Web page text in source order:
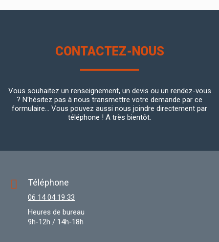
CONTACTEZ-NOUS
Vous souhaitez un renseignement, un devis ou un rendez-vous
? N’hésitez pas à nous transmettre votre demande par ce
formulaire... Vous pouvez aussi nous joindre directement par
téléphone ! A très bientôt.
Téléphone
06 14 04 19 33
Heures de bureau
9h-12h / 14h-18h